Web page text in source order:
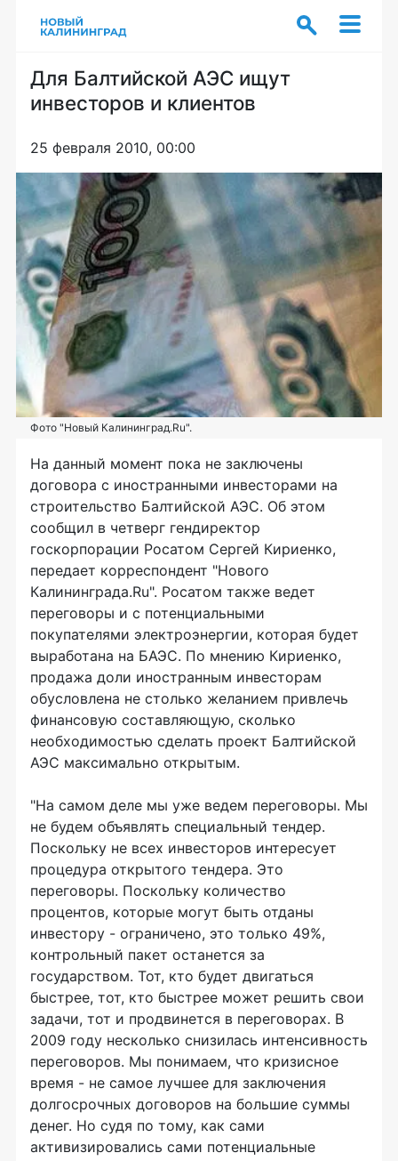
Для Балтийской АЭС ищут
инвесторов и клиентов
25 февраля 2010, 00:00
Фото "Новый Калининград.Ru".
На данный момент пока не заключены
договора с иностранными инвесторами на
строительство Балтийской АЭС. Об этом
сообщил в четверг гендиректор
госкорпорации Росатом Сергей Кириенко,
передает корреспондент "Нового
Калининграда.Ru". Росатом также ведет
переговоры и с потенциальными
покупателями электроэнергии, которая будет
выработана на БАЭС. По мнению Кириенко,
продажа доли иностранным инвесторам
обусловлена не столько желанием привлечь
финансовую составляющую, сколько
необходимостью сделать проект Балтийской
АЭС максимально открытым.
"На самом деле мы уже ведем переговоры. Мы
не будем объявлять специальный тендер.
Поскольку не всех инвесторов интересует
процедура открытого тендера. Это
переговоры. Поскольку количество
процентов, которые могут быть отданы
инвестору - ограничено, это только 49%,
контрольный пакет останется за
государством. Тот, кто будет двигаться
быстрее, тот, кто быстрее может решить свои
задачи, тот и продвинется в переговорах. В
2009 году несколько снизилась интенсивность
переговоров. Мы понимаем, что кризисное
время - не самое лучшее для заключения
долгосрочных договоров на большие суммы
денег. Но судя по тому, как сами
активизировались сами потенциальные